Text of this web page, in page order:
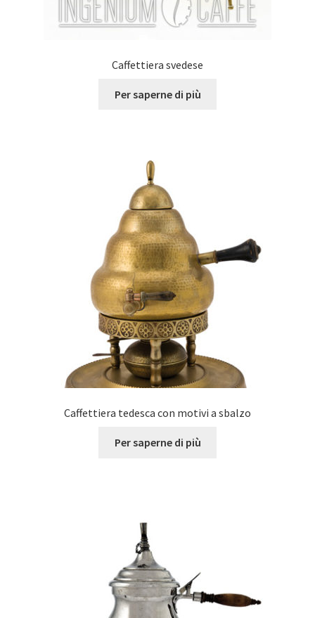
Caffettiera svedese
Per saperne di più
Caffettiera tedesca con motivi a sbalzo
Per saperne di più